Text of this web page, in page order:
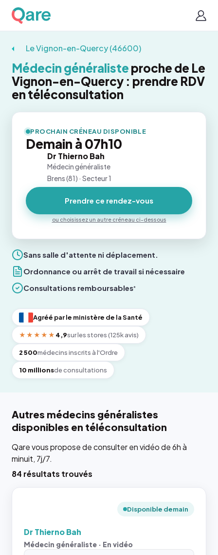
Le Vignon-en-Quercy (46600)
Médecin généraliste proche de Le
Vignon-en-Quercy : prendre RDV
en téléconsultation
Sans salle d'attente ni déplacement.
Ordonnance ou arrêt de travail si nécessaire
Consultations remboursables*
Agréé par le ministère de la Santé
★★★★★ 4,9sur les stores (125k avis)
2 500médecins inscrits à l'Ordre
10 millionsde consultations
PROCHAIN CRÉNEAU DISPONIBLE
Demain à 07h10
Dr Thierno Bah
Médecin généraliste
Brens (81) · Secteur 1
Prendre ce rendez-vous
ou choisissez un autre créneau ci-dessous
Autres médecins généralistes
disponibles en téléconsultation
Qare vous propose de consulter en vidéo de 6h à
minuit, 7j/7.
84 résultats trouvés
Disponible demain
Dr Thierno Bah
Médecin généraliste · En vidéo